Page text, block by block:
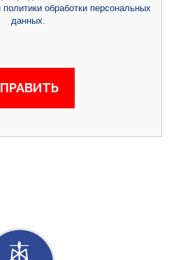
политики обработки персональных
данных